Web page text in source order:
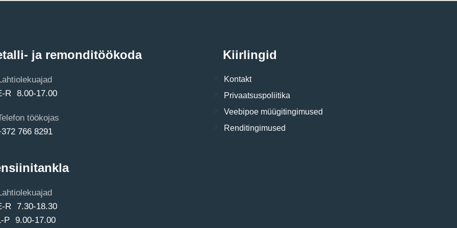
ja remonditöökoda
R 8.00-17.00
töökojas
766 8291
R 7.30-18.30
P 9.00-17.00
Kiirlingid
Kontakt
Privaatsuspoliitika
Veebipoe müügitingimused
Renditingimused